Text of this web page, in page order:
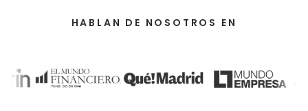
HABLAN DE NOSOTROS EN